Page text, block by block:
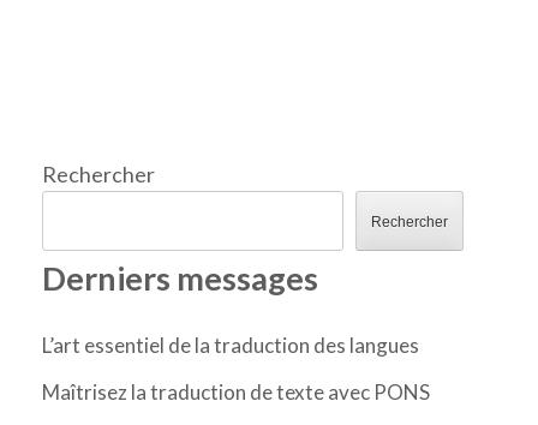
Rechercher
Rechercher
Derniers messages
L’art essentiel de la traduction des langues
Maîtrisez la traduction de texte avec PONS